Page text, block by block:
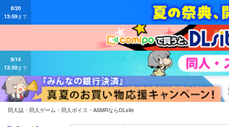
13:59まで
同人誌・同人ゲーム・同人ボイス・ASMRならDLsite